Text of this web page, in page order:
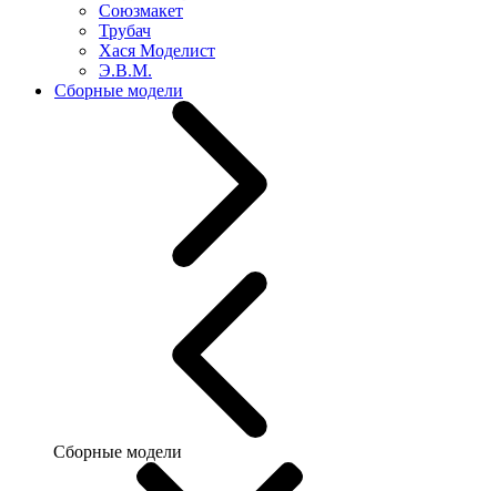
Союзмакет
Трубач
Хася Моделист
Э.В.М.
Сборные модели
Сборные модели